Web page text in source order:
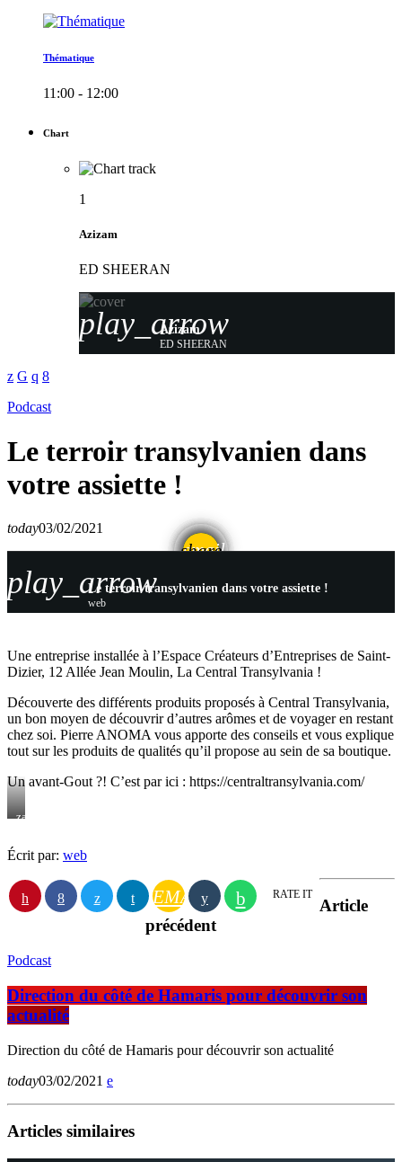
Thématique
11:00 - 12:00
Chart
1
Azizam
ED SHEERAN
play_arrow
Azizam
ED SHEERAN
Podcast
Le terroir transylvanien dans
votre assiette !
today03/02/2021
share
email
play_arrowLe terroir transylvanien dans votre assiette !
web
Une entreprise installée à l’Espace Créateurs d’Entreprises de Saint-
Dizier, 12 Allée Jean Moulin, La Central Transylvania !
Découverte des différents produits proposés à Central Transylvania,
un bon moyen de découvrir d’autres arômes et de voyager en restant
chez soi. Pierre ANOMA vous apporte des conseils et vous explique
tout sur les produits de qualités qu’il propose au sein de sa boutique.
Un avant-Gout ?! C’est par ici : https://centraltransylvania.com/
zacusca
Écrit par: web
EMAIL RATE IT
Article
précédent
Podcast
Direction du côté de Hamaris pour découvrir son
actualité
Direction du côté de Hamaris pour découvrir son actualité
today03/02/2021
Articles similaires